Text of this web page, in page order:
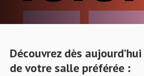
Découvrez dès
de votre salle préférée :